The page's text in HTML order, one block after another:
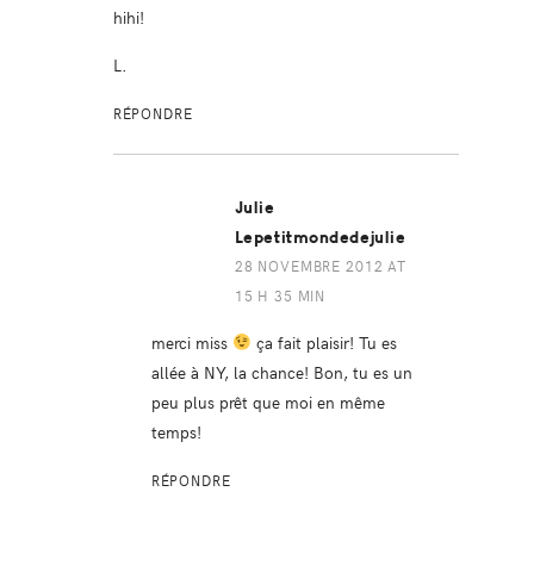
hihi!
L.
RÉPONDRE
Julie
Lepetitmondedejulie
28 NOVEMBRE 2012 AT
15 H 35 MIN
merci miss
ça fait plaisir! Tu es
allée à NY, la chance! Bon, tu es un
peu plus prêt que moi en même
temps!
RÉPONDRE